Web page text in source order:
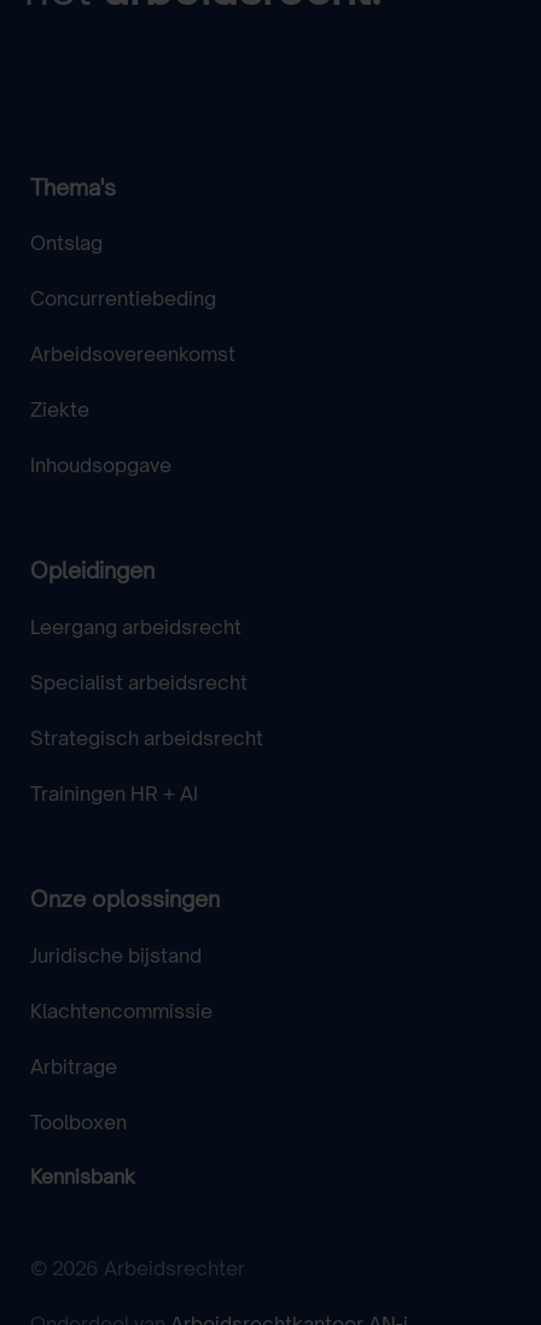
Thema's
Ontslag
Concurrentiebeding
Arbeidsovereenkomst
Ziekte
Inhoudsopgave
Opleidingen
Leergang arbeidsrecht
Specialist arbeidsrecht
Strategisch arbeidsrecht
Trainingen HR + AI
Onze oplossingen
Juridische bijstand
Klachtencommissie
Arbitrage
Toolboxen
Kennisbank
© 2026 Arbeidsrechter